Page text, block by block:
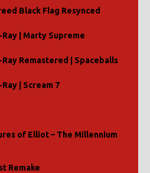
Black Flag Resynced
Ray | Marty Supreme
Ray Remastered | Spaceballs
| Scream 7
of Elliot – The Millennium
Remake